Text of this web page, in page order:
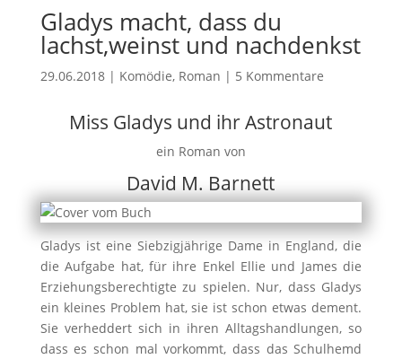
Gladys macht, dass du
lachst,weinst und nachdenkst
29.06.2018| Komödie, Roman | 5 Kommentare
Miss Gladys und ihr Astronaut
ein Roman von
David M. Barnett
Gladys ist eine Siebzigjährige Dame in England, die
die Aufgabe hat, für ihre Enkel Ellie und James die
Erziehungsberechtigte zu spielen. Nur, dass Gladys
ein kleines Problem hat, sie ist schon etwas dement.
Sie verheddert sich in ihren Alltagshandlungen, so
dass es schon mal vorkommt, dass das Schulhemd